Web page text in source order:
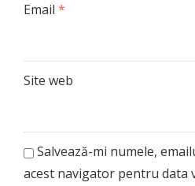
Email *
Site web
Salvează-mi numele,
acest navigator pentru data